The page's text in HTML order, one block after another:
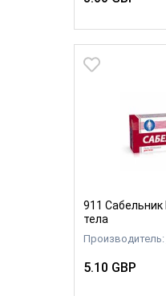
911 Сабельник
тела
Производитель:
5.10 GBP